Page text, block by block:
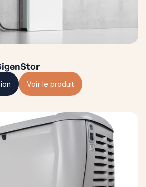
Voir le produit